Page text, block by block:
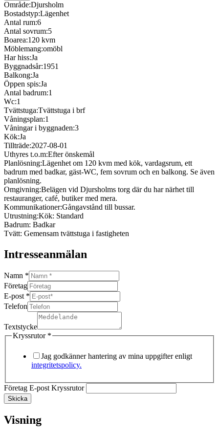
Område:Djursholm
Bostadstyp:Lägenhet
Antal rum:6
Antal sovrum:5
Boarea:120 kvm
Möblemang:omöbl
Har hiss:Ja
Byggnadsår:1951
Balkong:Ja
Öppen spis:Ja
Antal badrum:1
Wc:1
Tvättstuga:Tvättstuga i brf
Våningsplan:1
Våningar i byggnaden:3
Kök:Ja
Tillträde:2027-08-01
Uthyres t.o.m:Efter önskemål
Planlösning:Lägenhet om 120 kvm med kök, vardagsrum, ett
badrum med badkar, gäst-WC, fem sovrum och en balkong. Se även
planlösning.
Omgivning:Belägen vid Djursholms torg där du har närhet till
restauranger, café, butiker med mera.
Kommunikationer:Gångavstånd till bussar.
Utrustning:Kök: Standard
Badrum: Badkar
Tvätt: Gemensam tvättstuga i fastigheten
Intresseanmälan
Namn *
Företag
E-post *
Telefon
Textstycke
Kryssrutor *
Jag godkänner hantering av mina uppgifter enligt
integritetspolicy.
Företag E-post Kryssrutor
Skicka
Visning